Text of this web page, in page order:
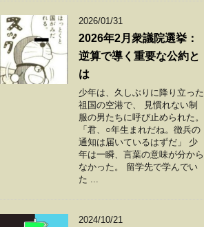
2026/01/31
2026年2月衆議院選挙：
逆算で導く重要な公約と
は
少年は、久しぶりに降り立った
祖国の空港で、 見慣れない制
服の男たちに呼び止められた。
「君、○年生まれだね。徴兵の
通知は届いているはずだ」 少
年は一瞬、言葉の意味が分から
なかった。 留学先で学んでい
た ...
2024/10/21